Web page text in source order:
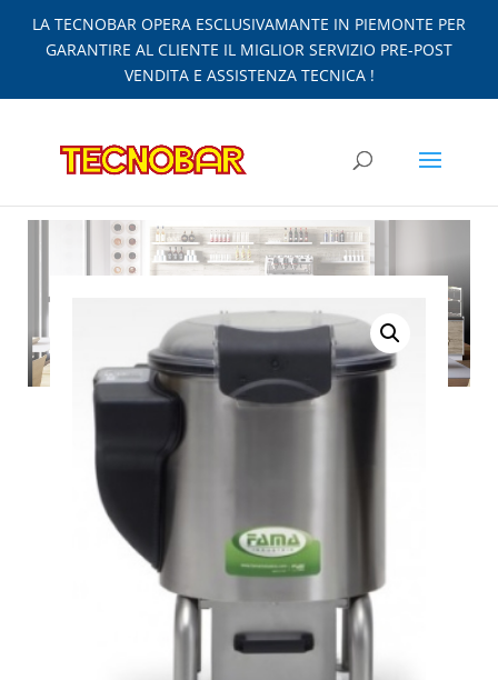
LA TECNOBAR OPERA ESCLUSIVAMANTE IN PIEMONTE PER
GARANTIRE AL CLIENTE IL MIGLIOR SERVIZIO PRE-POST
VENDITA E ASSISTENZA TECNICA !